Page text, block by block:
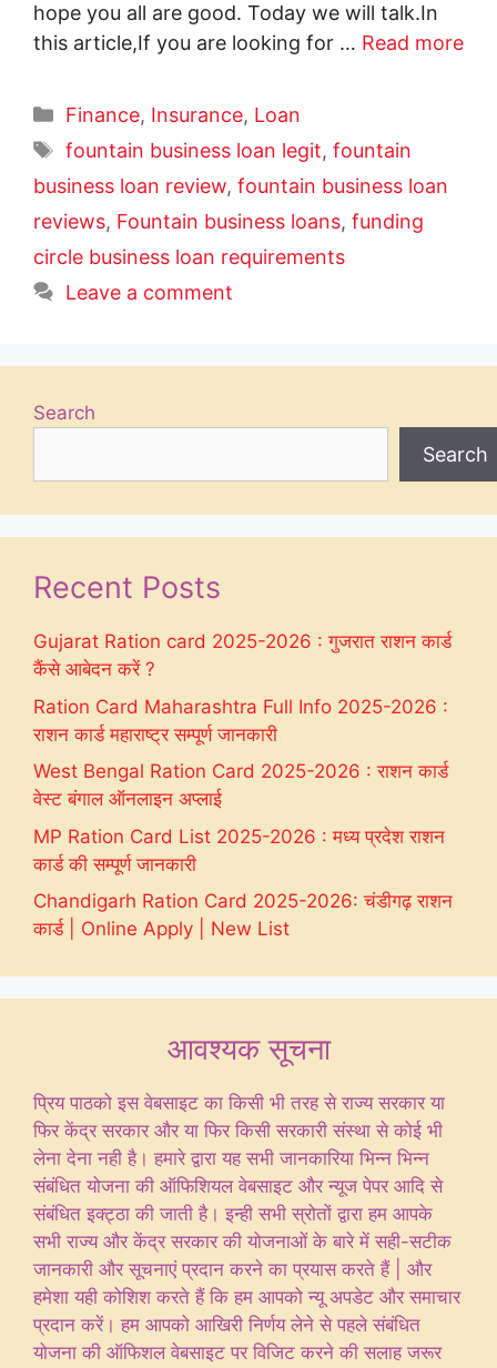
hope you all are good. Today we will talk.In
this article,If you are looking for … Read more
Categories
Finance, Insurance, Loan
Tags
fountain business loan legit, fountain
business loan review, fountain business loan
reviews, Fountain business loans, funding
circle business loan requirements
Leave a comment
Search
Search
Recent Posts
Gujarat Ration card 2025-2026 : गुजरात राशन कार्ड
कैंसे आबेदन करें ?
Ration Card Maharashtra Full Info 2025-2026 :
राशन कार्ड महाराष्ट्र सम्पूर्ण जानकारी
West Bengal Ration Card 2025-2026 : राशन कार्ड
वेस्ट बंगाल ऑनलाइन अप्लाई
MP Ration Card List 2025-2026 : मध्य प्रदेश राशन
कार्ड की सम्पूर्ण जानकारी
Chandigarh Ration Card 2025-2026: चंडीगढ़ राशन
कार्ड | Online Apply | New List
आवश्यक सूचना
प्रिय पाठको इस वेबसाइट का किसी भी तरह से राज्य सरकार या
फिर केंद्र सरकार और या फिर किसी सरकारी संस्था से कोई भी
लेना देना नही है। हमारे द्वारा यह सभी जानकारिया भिन्न भिन्न
संबंधित योजना की ऑफिशियल वेबसाइट और न्यूज पेपर आदि से
संबंधित इक्ट्ठा की जाती है। इन्ही सभी स्रोतों द्वारा हम आपके
सभी राज्य और केंद्र सरकार की योजनाओं के बारे में सही-सटीक
जानकारी और सूचनाएं प्रदान करने का प्रयास करते हैं | और
हमेशा यही कोशिश करते हैं कि हम आपको न्यू अपडेट और समाचार
प्रदान करें। हम आपको आखिरी निर्णय लेने से पहले संबंधित
योजना की ऑफिशल वेबसाइट पर विजिट करने की सलाह जरूर